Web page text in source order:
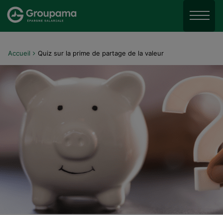
Aller au menu
Aller au contenu
Menu
Accueil Quiz sur la prime de partage de la valeur